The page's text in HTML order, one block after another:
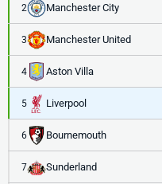
2 Manchester City
3 Manchester United
4 Aston Villa
5 Liverpool
6 Bournemouth
7 Sunderland